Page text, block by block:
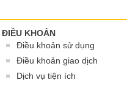
ĐIỀU KHOẢN
Điều khoản sử dụng
Điều khoản giao dịch
Dịch vụ tiện ích